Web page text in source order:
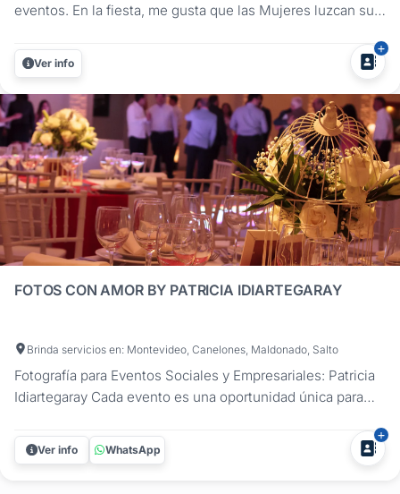
eventos. En la fiesta, me gusta que las Mujeres luzcan sus
fotos en las mesas. Siempre buscamos ofrecer la mejor
calidad, tanto técnica como humana. Para mi, cada fiesta
es...
Ver info
FOTOS CON AMOR BY PATRICIA IDIARTEGARAY
Brinda servicios en: Montevideo, Canelones, Maldonado, Salto
Fotografía para Eventos Sociales y Empresariales: Patricia
Idiartegaray Cada evento es una oportunidad única para
duraderos. Con 13 años de trayectoria en fotografía
profesional, Patricia Idiartegaray ofrece una cobertura
Ver info WhatsApp